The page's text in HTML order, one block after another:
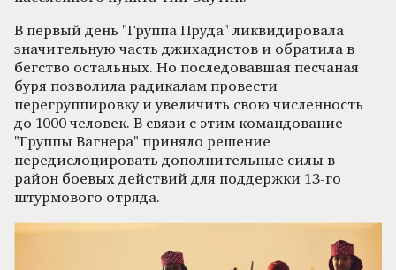
В первый день "Группа Пруда" ликвидировала
значительную часть джихадистов и обратила в
бегство остальных. Но последовавшая песчаная
буря позволила радикалам провести
перегруппировку и увеличить свою численность
до 1000 человек. В связи с этим командование
"Группы Вагнера" приняло решение
передислоцировать дополнительные силы в
район боевых действий для поддержки 13-го
штурмового отряда.